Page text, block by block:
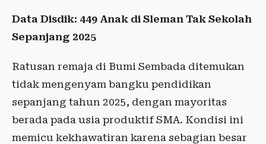
Data Disdik: 449 Anak di Sleman Tak Sekolah
Sepanjang 2025
Ratusan remaja di Bumi Sembada ditemukan
tidak mengenyam bangku pendidikan
sepanjang tahun 2025, dengan mayoritas
berada pada usia produktif SMA. Kondisi ini
memicu kekhawatiran karena sebagian besar